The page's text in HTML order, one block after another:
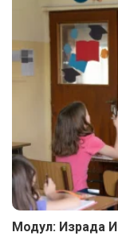
Модул: Израда